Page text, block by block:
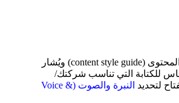
يحدّد دليل أسلوب كتابة المحتوى (content style guide) ويُشار
للكتابة التي تناسب شركتك/
لتحديد
النبرة والصوت (Voice &